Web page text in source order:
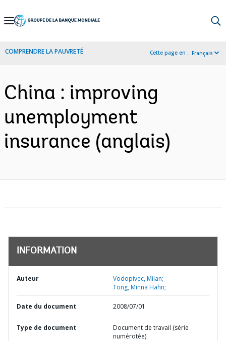
Skip
Navigation
COMPRENDRE LA PAUVRETÉ Cette page en : Français
China : improving
unemployment
insurance (anglais)
INFORMATION
Auteur
Vodopivec, Milan;
Tong, Minna Hahn;
Date du document 2008/07/01
Type de document
Document de travail (série
numérotée)